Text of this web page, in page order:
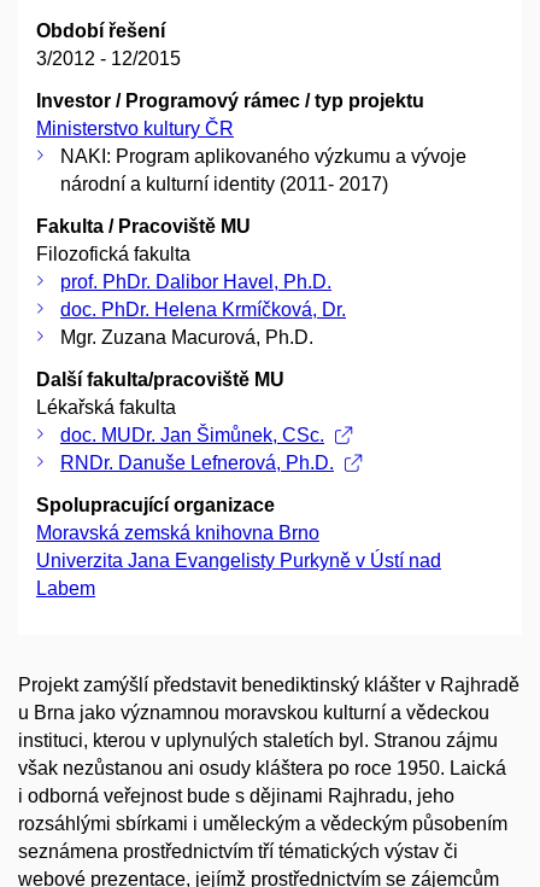
Období řešení
3/2012 - 12/2015
Investor / Programový rámec / typ projektu
Ministerstvo kultury ČR
NAKI: Program aplikovaného výzkumu a vývoje
národní a kulturní identity (2011- 2017)
Fakulta / Pracoviště MU
Filozofická fakulta
prof. PhDr. Dalibor Havel, Ph.D.
doc. PhDr. Helena Krmíčková, Dr.
Mgr. Zuzana Macurová, Ph.D.
Další fakulta/pracoviště MU
Lékařská fakulta
doc. MUDr. Jan Šimůnek, CSc.
RNDr. Danuše Lefnerová, Ph.D.
Spolupracující organizace
Moravská zemská knihovna Brno
Univerzita Jana Evangelisty Purkyně v Ústí nad
Labem
Projekt zamýšlí představit benediktinský klášter v Rajhradě
u Brna jako významnou moravskou kulturní a vědeckou
instituci, kterou v uplynulých staletích byl. Stranou zájmu
však nezůstanou ani osudy kláštera po roce 1950. Laická
i odborná veřejnost bude s dějinami Rajhradu, jeho
rozsáhlými sbírkami i uměleckým a vědeckým působením
seznámena prostřednictvím tří tématických výstav či
webové prezentace, jejímž prostřednictvím se zájemcům